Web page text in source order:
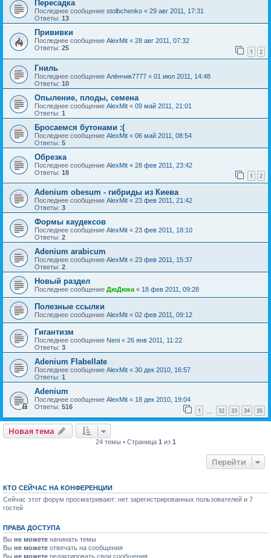
Пересадка
Последнее сообщение stolbchenko « 29 авг 2011, 17:31
Ответы: 13
Прививки
Последнее сообщение AlexMit « 28 авг 2011, 07:32
Ответы: 25 1 2
Гниль
Последнее сообщение Алёнчик7777 « 01 июл 2011, 14:48
Ответы: 10
Опыление, плоды, семена
Последнее сообщение AlexMit « 09 май 2011, 21:01
Ответы: 1
Бросаемся бутонами :(
Последнее сообщение AlexMit « 06 май 2011, 08:54
Ответы: 5
Обрезка
Последнее сообщение AlexMit « 28 фев 2011, 23:42
Ответы: 18 1 2
Adenium obesum - гибриды из Киева
Последнее сообщение AlexMit « 23 фев 2011, 21:42
Ответы: 3
Формы каудексов
Последнее сообщение AlexMit « 23 фев 2011, 18:10
Ответы: 2
Adenium arabicum
Последнее сообщение AlexMit « 23 фев 2011, 15:37
Ответы: 2
Новый раздел
Последнее сообщение ДюДюка« 18 фев 2011, 09:28
Полезные ссылки
Последнее сообщение AlexMit « 02 фев 2011, 09:12
Гигантизм
Последнее сообщение Neni « 26 янв 2011, 11:22
Ответы: 3
Adenium Flabellate
Последнее сообщение AlexMit « 30 дек 2010, 16:57
Ответы: 1
Adenium
Последнее сообщение AlexMit « 18 дек 2010, 19:04
Ответы: 516 1 32 33 34 35
Новая тема
24 темы • Страница 1 из 1
Перейти
КТО СЕЙЧАС НА КОНФЕРЕНЦИИ
Сейчас этот форум просматривают: нет зарегистрированных пользователей и 7
гостей
ПРАВА ДОСТУПА
Вы не можете начинать темы
Вы не можете отвечать на сообщения
Вы не можете редактировать свои сообщения